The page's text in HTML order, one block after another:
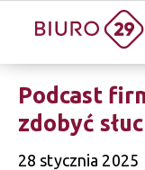
Podcast
zdobyć
28 stycznia 2025